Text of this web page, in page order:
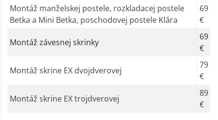
Montáž manželskej postele, rozkladacej postele
Betka a Mini Betka, poschodovej postele Klára
69
€
Montáž závesnej skrinky
69
€
Montáž skrine EX dvojdverovej
79
€
Montáž skrine EX trojdverovej
89
€